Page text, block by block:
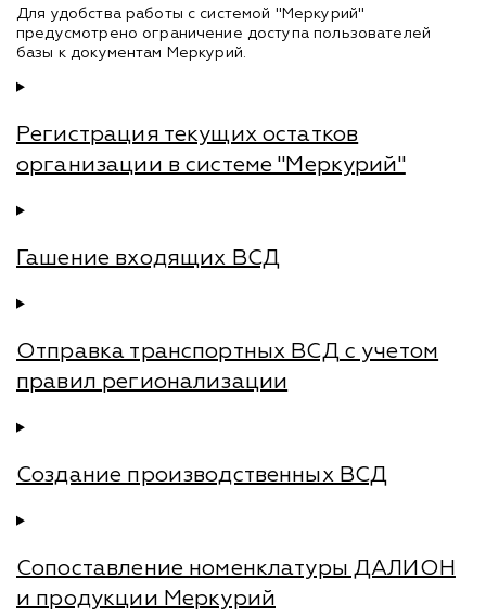
Для удобства работы с системой "Меркурий"
предусмотрено ограничение доступа пользователей
базы к документам Меркурий.
Регистрация текущих остатков
организации в системе "Меркурий"
Гашение входящих ВСД
Отправка транспортных ВСД с учетом
правил регионализации
Создание производственных ВСД
Сопоставление номенклатуры ДАЛИОН
и продукции Меркурий